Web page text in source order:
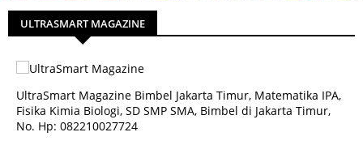
ULTRASMART MAGAZINE
UltraSmart Magazine Bimbel Jakarta Timur, Matematika IPA,
Fisika Kimia Biologi, SD SMP SMA, Bimbel di Jakarta Timur,
No. Hp: 082210027724